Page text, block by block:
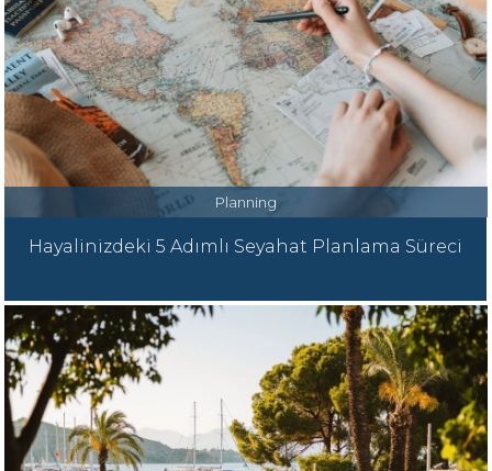
Planning
Hayalinizdeki 5 Adımlı Seyahat Planlama Süreci